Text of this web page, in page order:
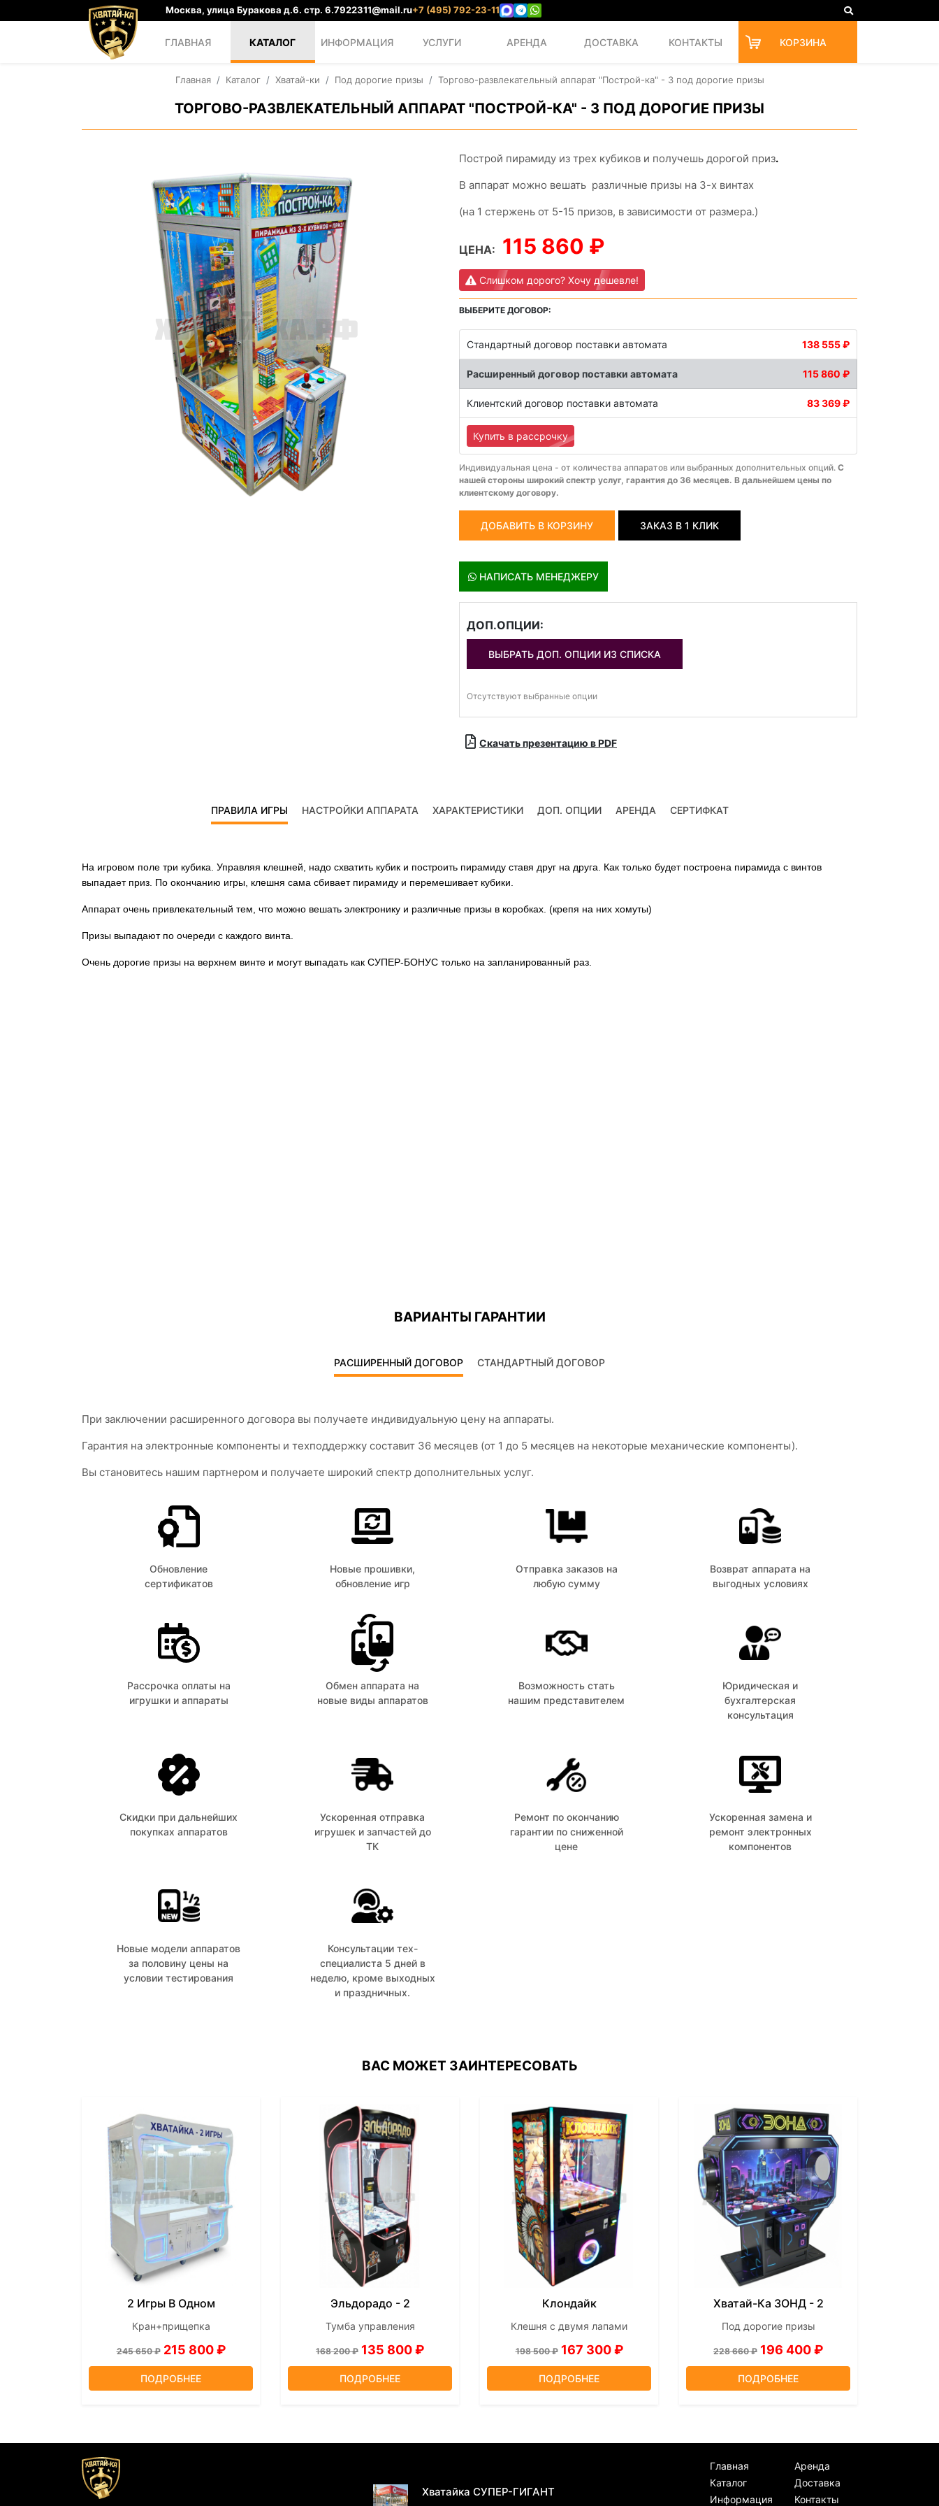
Москва, улица Буракова д.6. стр. 6.7922311@mail.ru+7 (495) 792-23-11
ГЛАВНАЯ КАТАЛОГ ИНФОРМАЦИЯ УСЛУГИ АРЕНДА ДОСТАВКА КОНТАКТЫ КОРЗИНА
Главная Каталог Хватай-ки Под дорогие призы Торгово-развлекательный аппарат "Построй-ка" - 3 под дорогие призы
ТОРГОВО-РАЗВЛЕКАТЕЛЬНЫЙ АППАРАТ "ПОСТРОЙ-КА" - 3 ПОД ДОРОГИЕ ПРИЗЫ
Построй пирамиду из трех кубиков и получешь дорогой приз.
В аппарат можно вешать различные призы на 3-х винтах
(на 1 стержень от 5-15 призов, в зависимости от размера.)
ЦЕНА: 115 860 ₽
Слишком дорого? Хочу дешевле!
ВЫБЕРИТЕ ДОГОВОР:
Стандартный договор поставки автомата 138 555 ₽
Расширенный договор поставки автомата 115 860 ₽
Клиентский договор поставки автомата 83 369 ₽
Купить в рассрочку
Индивидуальная цена - от количества аппаратов или выбранных дополнительных опций. С
нашей стороны широкий спектр услуг, гарантия до 36 месяцев. В дальнейшем цены по
клиентскому договору.
ДОБАВИТЬ В КОРЗИНУ ЗАКАЗ В 1 КЛИК
НАПИСАТЬ МЕНЕДЖЕРУ
ДОП.ОПЦИИ:
ВЫБРАТЬ ДОП. ОПЦИИ ИЗ СПИСКА
Отсутствуют выбранные опции
Скачать презентацию в PDF
ПРАВИЛА ИГРЫ НАСТРОЙКИ АППАРАТА ХАРАКТЕРИСТИКИ ДОП. ОПЦИИ АРЕНДА СЕРТИФКАТ
На игровом поле три кубика. Управляя клешней, надо схватить кубик и построить пирамиду ставя друг на друга. Как только будет построена пирамида с винтов
выпадает приз. По окончанию игры, клешня сама сбивает пирамиду и перемешивает кубики.
Аппарат очень привлекательный тем, что можно вешать электронику и различные призы в коробках. (крепя на них хомуты)
Призы выпадают по очереди с каждого винта.
Очень дорогие призы на верхнем винте и могут выпадать как СУПЕР-БОНУС только на запланированный раз.
ВАРИАНТЫ ГАРАНТИИ
РАСШИРЕННЫЙ ДОГОВОР СТАНДАРТНЫЙ ДОГОВОР
При заключении расширенного договора вы получаете индивидуальную цену на аппараты.
Гарантия на электронные компоненты и техподдержку составит 36 месяцев (от 1 до 5 месяцев на некоторые механические компоненты).
Вы становитесь нашим партнером и получаете широкий спектр дополнительных услуг.
Обновление
сертификатов
Новые прошивки,
обновление игр
Отправка заказов на
любую сумму
Возврат аппарата на
выгодных условиях
Рассрочка оплаты на
игрушки и аппараты
Обмен аппарата на
новые виды аппаратов
Возможность стать
нашим представителем
Юридическая и
бухгалтерская
консультация
Скидки при дальнейших
покупках аппаратов
Ускоренная отправка
игрушек и запчастей до
ТК
Ремонт по окончанию
гарантии по сниженной
цене
Ускоренная замена и
ремонт электронных
компонентов
Новые модели аппаратов
за половину цены на
условии тестирования
Консультации тех-
специалиста 5 дней в
неделю, кроме выходных
и праздничных.
ВАС МОЖЕТ ЗАИНТЕРЕСОВАТЬ
2 Игры В Одном
Кран+прищепка
245 650 ₽ 215 800 ₽
ПОДРОБНЕЕ
Эльдорадо - 2
Тумба управления
168 200 ₽ 135 800 ₽
ПОДРОБНЕЕ
Клондайк
Клешня с двумя лапами
198 500 ₽ 167 300 ₽
ПОДРОБНЕЕ
Хватай-Ка ЗОНД - 2
Под дорогие призы
228 660 ₽ 196 400 ₽
ПОДРОБНЕЕ
Хватайка СУПЕР-ГИГАНТ
Главная
Каталог
Информация
Аренда
Доставка
Контакты